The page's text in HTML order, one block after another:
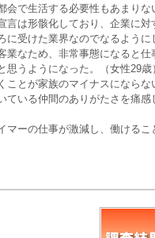
会で生活する必要性もあまりな
言は形骸化しており、企業に
に受けた業界なのでなるよう
業なため、非常事態になると
思うようになった。（女性29歳
ことが家族のマイナスにならな
ている仲間のありがたさを痛
マーの仕事が激減し、働ける